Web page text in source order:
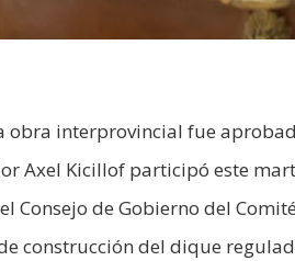
obra interprovincial fue
Axel Kicillof participó este
Consejo de Gobierno del
construcción del dique